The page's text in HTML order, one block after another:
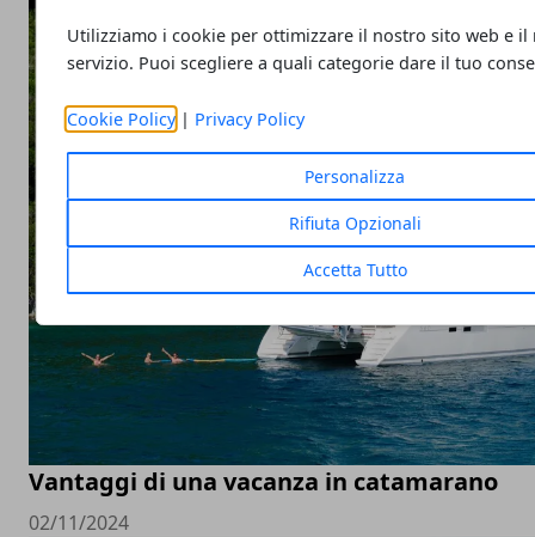
Utilizziamo i cookie per ottimizzare il nostro sito web e il
servizio. Puoi scegliere a quali categorie dare il tuo
Cookie Policy| Privacy Policy
Personalizza
Rifiuta Opzionali
Accetta Tutto
Vantaggi di una vacanza in catamarano
02/11/2024